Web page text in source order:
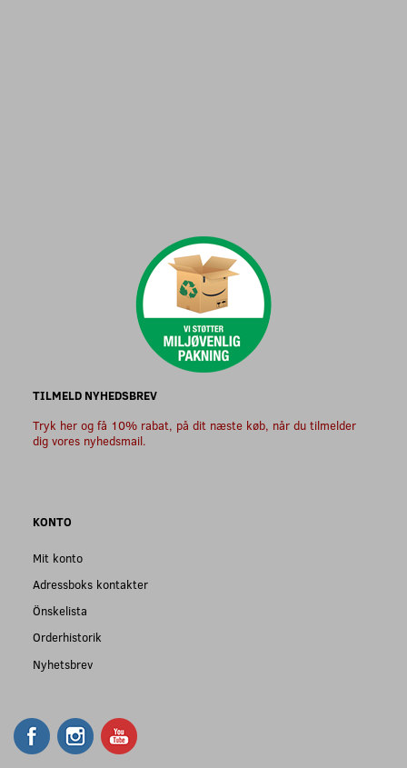
TILMELD NYHEDSBREV
Tryk her og få 10% rabat, på dit næste køb, når du tilmelder
dig vores nyhedsmail.
KONTO
Mit konto
Adressboks kontakter
Önskelista
Orderhistorik
Nyhetsbrev